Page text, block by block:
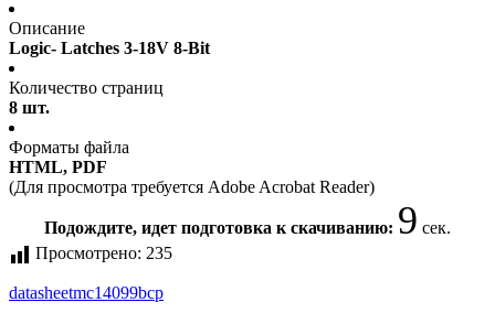
Описание
Logic- Latches 3-18V 8-Bit
Количество страниц
8 шт.
Форматы файла
HTML, PDF
(Для просмотра требуется Adobe Acrobat Reader)
Подождите, идет подготовка к скачиванию: 9 сек.
Просмотрено: 235
datasheetmc14099bcp